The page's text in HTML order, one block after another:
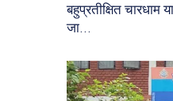
बहुप्रतीक्षित
जा...